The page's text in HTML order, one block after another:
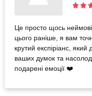
Це просто щось
цього раніше, я вам
крутий експіріанс,
ваших думок та
подарені емоції ❤️